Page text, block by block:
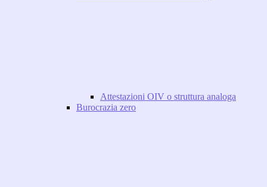
Attestazioni OIV o struttura analoga
Burocrazia zero